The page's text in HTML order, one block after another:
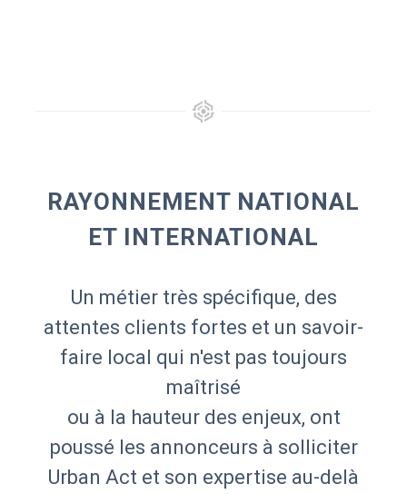
RAYONNEMENT NATIONAL
ET INTERNATIONAL
Un métier très spécifique, des
attentes clients fortes et un savoir-
faire local qui n'est pas toujours
maîtrisé
ou à la hauteur des enjeux, ont
poussé les annonceurs à solliciter
Urban Act et son expertise au-delà